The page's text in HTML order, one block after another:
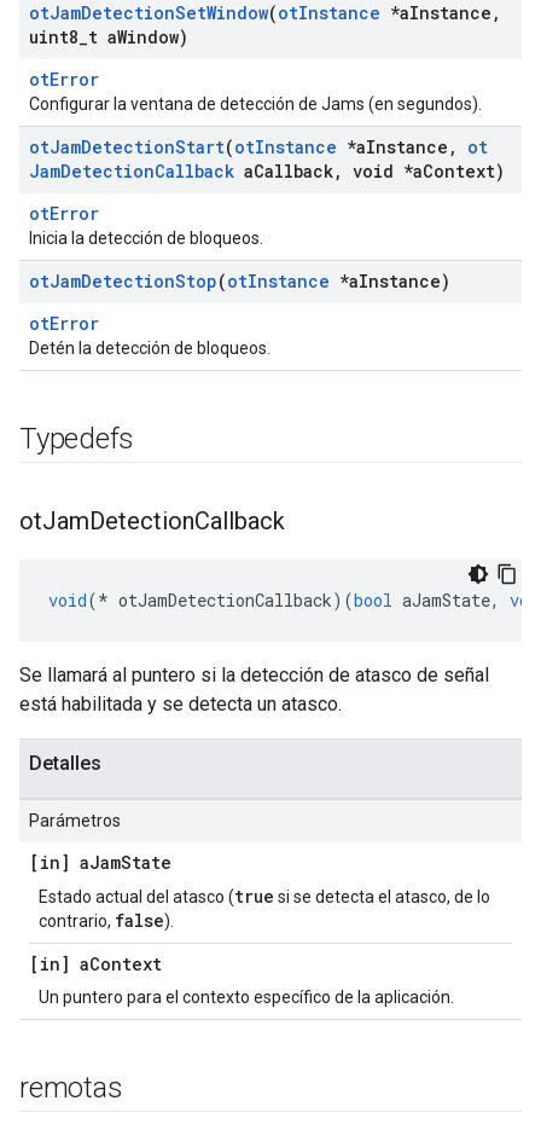
otJamDetectionSetWindow(otInstance *aInstance ,
uint8 t aWindow)
otError
Configurar la ventana de detección de Jams (en segundos).
otJamDetectionStart(otInstance *aInstance ,
ot
JamDetectionCallback aCallback, void *aContext)
otError
Inicia la detección de bloqueos.
otJamDetectionStop(otInstance *aInstance)
otError
Detén la detección de bloqueos.
Typedefs
otJamDetectionCallback
void(* otJamDetectionCallback)(bool aJamState,
Se llamará al puntero si la detección de atasco de señal
está habilitada y se detecta un atasco.
Detalles
Parámetros
[in] aJamState
Estado actual del atasco (true si se detecta el atasco, de lo
contrario, false).
[in] aContext
Un puntero para el contexto específico de la aplicación.
remotas